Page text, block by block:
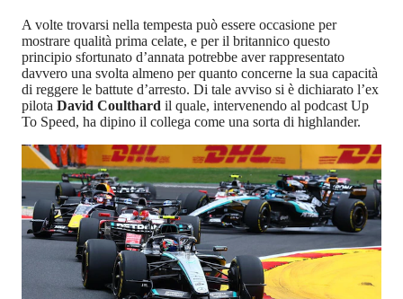
A volte trovarsi nella tempesta può essere occasione per
mostrare qualità prima celate, e per il britannico questo
principio sfortunato d’annata potrebbe aver rappresentato
davvero una svolta almeno per quanto concerne la sua capacità
di reggere le battute d’arresto. Di tale avviso si è dichiarato l’ex
pilota David Coulthard il quale, intervenendo al podcast Up
To Speed, ha dipino il collega come una sorta di highlander.